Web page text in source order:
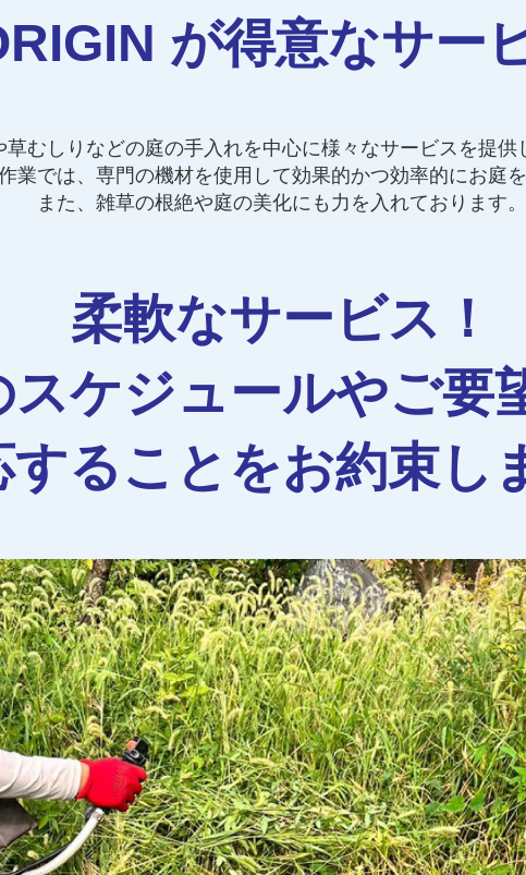
が得意なサー
草むしりなどの庭の手入れを中心に様々なサービスを提供
業では、専門の機材を使用して効果的かつ効率的にお庭
また、雑草の根絶や庭の美化にも力を入れております。
柔軟なサービス！
スケジュールやご要
することをお約束し